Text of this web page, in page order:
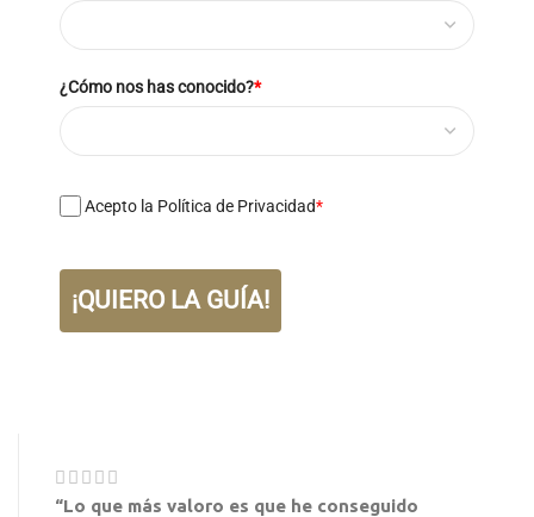
¿Cómo nos has conocido?*
Acepto la Política de Privacidad*
¡QUIERO LA GUÍA!
“Lo que más valoro es que he conseguido